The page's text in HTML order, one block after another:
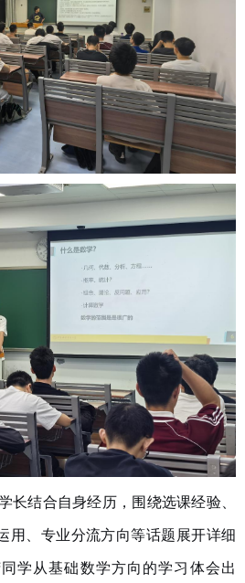
长结合自身经历，围绕选课经验、
用、专业分流方向等话题展开详细
学从基础数学方向的学习体会出